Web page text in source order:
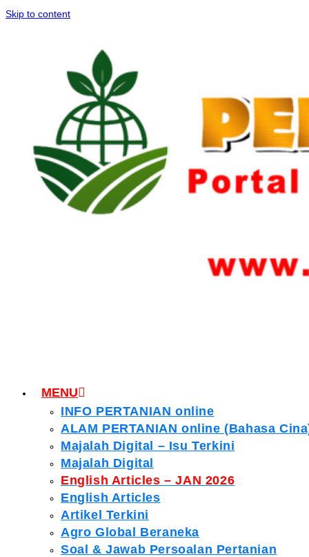
Skip to content
MENU
INFO PERTANIAN online
ALAM PERTANIAN online (Bahasa
Majalah Digital – Isu Terkini
Majalah Digital
English Articles – JAN 2026
English Articles
Artikel Terkini
Agro Global Beraneka
Soal & Jawab Persoalan Pertanian